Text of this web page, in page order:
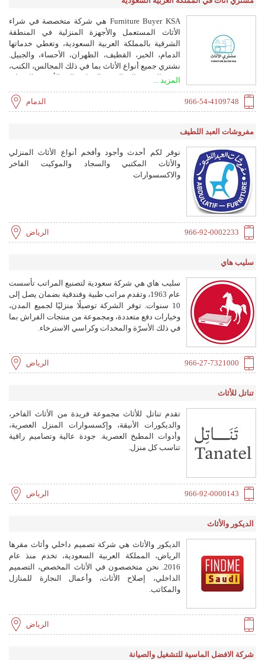
Furniture Buyer KSA هي شركة متخصصة في شراء
الأثاث المستعمل والأجهزة المنزلية في المنطقة
الشرقية بالمملكة العربية السعودية، وتغطي خدماتها
الدمام، الخبر، القطيف، الظهران، الأحساء، والجبيل.
نشتري جميع أنواع الأثاث بما في ذلك المجالس، الكنب،
غرف النوم، والدواليب، بالإضافة إلى الأجهزة المنزلية
الغازية، والمايكروويف. نقدم تقييمًا سريعًا وعادلًا لكل
قطعة، ودفعًا نقديًا فوريًا، مع خدمة نقل مجانية لجميع
القديم على عملائنا دون أي تعقيد، مع ضمان أفضل
المزيد ...
966-54-4109748 الدمام
مفروشات العبد اللطيف
نوفر لكم أحدث وأجود وأفخم أنواع الأثاث المنزلي
والأثاث المكتبي والسجاد والموكيت الفاخر
والاكسسوارات
966-92-0002233 الرياض
سليب هاي
سليب هاي هي شركة سعودية لتصنيع المراتب تأسست
عام 1963، وتقدم مراتب طبية وفندقية بضمان يصل إلى
10 سنوات. توفر الشركة توصيلًا منزليًا لجميع المدن،
وخيارات دفع متعددة، ومجموعة من منتجات الفراش بما
في ذلك الأسرّة والمخدات وكراسي الاسترخاء.
966-27-7321000 الرياض
تناتل للأثاث
تقدم تناتل للأثاث مجموعة فريدة من الأثاث الفاخر،
والديكورات الأنيقة، وإكسسوارات المنزل العصرية،
وأدوات المطبخ العصرية. جودة عالية وتصاميم راقية
تناسب كل منزل.
966-92-0000143 الرياض
الديكور والأثاث
الديكور والأثاث هي شركة تصميم داخلي وأثاث مقرها
الرياض، المملكة العربية السعودية، تخدم منذ عام
2016. نحن متخصصون في الأثاث المخصص، التصميم
الداخلي، إصلاح الأثاث، وأعمال النجارة للمنازل
والمكاتب.
الرياض
شركة الافضل الماسية للتشغيل والصيانة